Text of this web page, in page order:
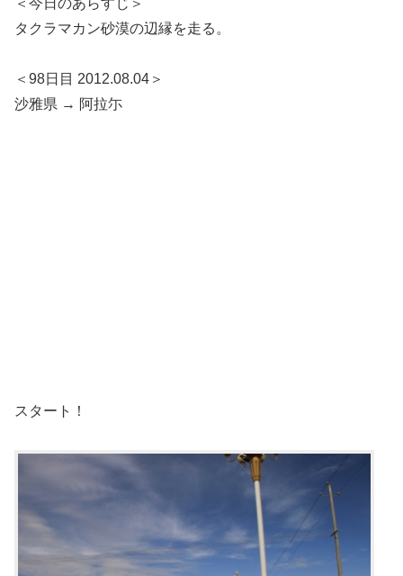
タクラマカン砂漠の辺縁を走る。
＜98日目 2012.08.04＞
沙雅県 → 阿拉尓
スタート！